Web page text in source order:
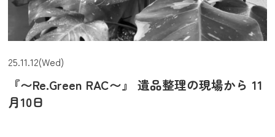
25.11.12(Wed)
『〜Re.Green RAC〜』 遺品整理の現場から 11
月10日